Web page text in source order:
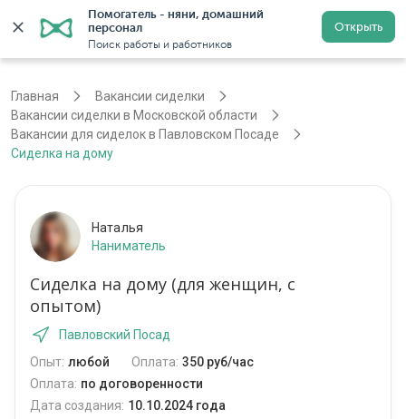
Помогатель - няни, домашний
персонал
Поиск работы и работников
Открыть
Регистрация
Главная
Вакансии сиделки
Вакансии сиделки в Московской области
Вакансии для сиделок в Павловском Посаде
Сиделка на дому
Наталья
Наниматель
Сиделка на дому (для женщин, с
опытом)
Павловский Посад
Опыт: любой Оплата: 350 руб/час
Оплата: по договоренности
Дата создания: 10.10.2024 года